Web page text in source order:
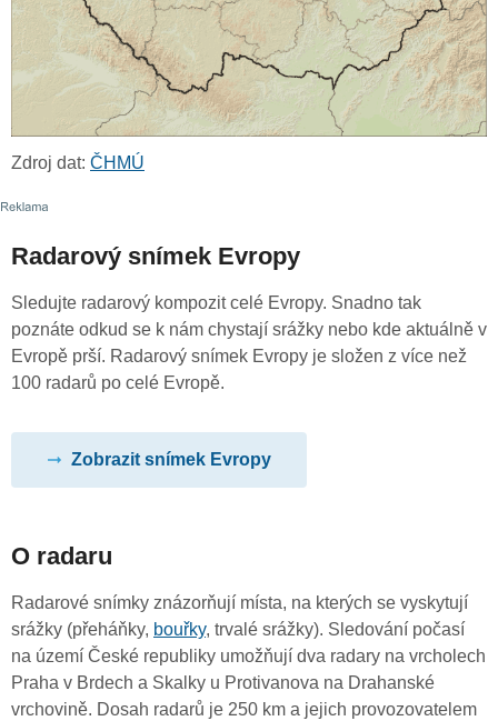
Zdroj dat: ČHMÚ
Radarový snímek Evropy
Sledujte radarový kompozit celé Evropy. Snadno tak
poznáte odkud se k nám chystají srážky nebo kde aktuálně v
Evropě prší. Radarový snímek Evropy je složen z více než
100 radarů po celé Evropě.
Zobrazit snímek Evropy
O radaru
Radarové snímky znázorňují místa, na kterých se vyskytují
srážky (přeháňky, bouřky, trvalé srážky). Sledování počasí
na území České republiky umožňují dva radary na vrcholech
Praha v Brdech a Skalky u Protivanova na Drahanské
vrchovině. Dosah radarů je 250 km a jejich provozovatelem